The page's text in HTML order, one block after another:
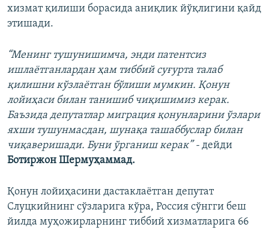
хизмат қилиши борасида аниқлик йўқлигини қайд
этишади.
“Менинг тушунишимча, энди патентсиз
ишлаётганлардан ҳам тиббий суғурта талаб
қилишни кўзлаётган бўлиши мумкин. Қонун
лойиҳаси билан танишиб чиқишимиз керак.
Баъзида депутатлар миграция қонунларини ўзлари
яхши тушунмасдан, шунақа ташаббуслар билан
чиқаверишади. Буни ўрганиш керак” - дейди
Ботиржон Шермуҳаммад.
Қонун лойиҳасини дастаклаётган депутат
Слуцкийнинг сўзларига кўра, Россия сўнгги беш
йилда муҳожирларнинг тиббий хизматларига 66